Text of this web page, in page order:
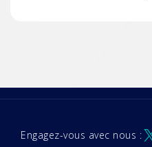
Engagez-vous avec nous :X